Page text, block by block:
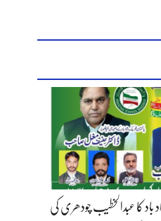
شاد باد کا عبدالخطیب چودھری کی